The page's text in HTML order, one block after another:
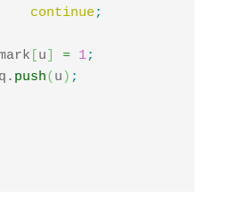
continue ;
u = 1;
push( u ) ;